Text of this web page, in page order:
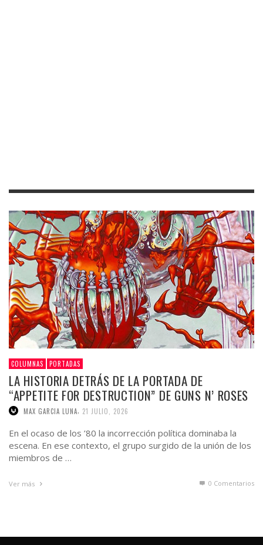
COLUMNAS PORTADAS
LA HISTORIA DETRÁS DE LA PORTADA DE
“APPETITE FOR DESTRUCTION” DE GUNS N’ ROSES
MAX GARCIA LUNA 21 JULIO, 2026
En el ocaso de los ’80 la incorrección política dominaba la
escena. En ese contexto, el grupo surgido de la unión de los
miembros de …
Ver más 0 Comentarios